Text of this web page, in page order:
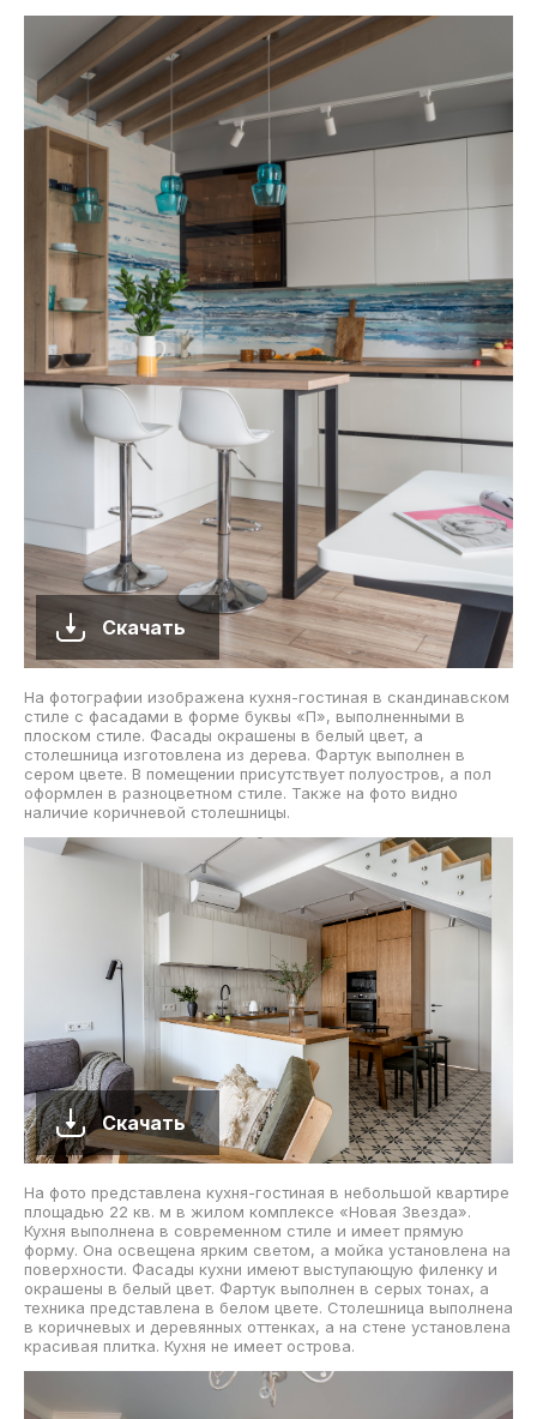
Скачать
На фотографии изображена кухня-гостиная в скандинавском
стиле с фасадами в форме буквы «П», выполненными в
плоском стиле. Фасады окрашены в белый цвет, а
столешница изготовлена из дерева. Фартук выполнен в
сером цвете. В помещении присутствует полуостров, а пол
оформлен в разноцветном стиле. Также на фото видно
наличие коричневой столешницы.
Скачать
На фото представлена кухня-гостиная в небольшой квартире
площадью 22 кв. м в жилом комплексе «Новая Звезда».
Кухня выполнена в современном стиле и имеет прямую
форму. Она освещена ярким светом, а мойка установлена на
поверхности. Фасады кухни имеют выступающую филенку и
окрашены в белый цвет. Фартук выполнен в серых тонах, а
техника представлена в белом цвете. Столешница выполнена
в коричневых и деревянных оттенках, а на стене установлена
красивая плитка. Кухня не имеет острова.